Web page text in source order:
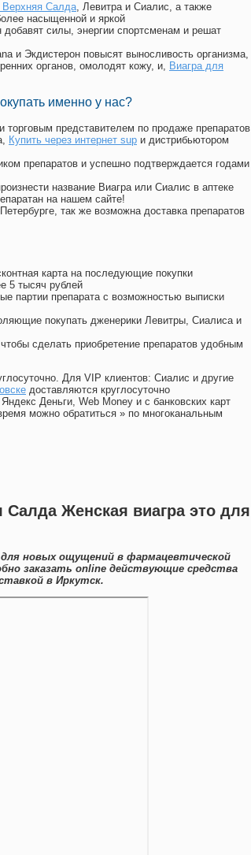
Верхняя Салда, Левитра и Сиалис, а также
насыщенной и яркой
силы, энергии спортсменам и решат
и Экдистерон повысят выносливость организма,
органов, омолодят кожу, и, Виагра для
именно у нас?
представителем по продаже препаратов
, Купить через интернет sup и дистрибьютором
препаратов и успешно подтверждается годами
название Виагра или Сиалис в аптеке
на нашем сайте!
так же возможна доставка препаратов
карта на последующие покупки
5 тысяч рублей
препарата с возможностью выписки
покупать дженерики Левитры, Сиалиса и
сделать приобретение препаратов удобным
Для VIP клиентов: Сиалис и другие
доставляются круглосуточно
Деньги, Web Money и с банковских карт
можно обратиться » по многоканальным
Салда Женская виагра это для
новых ощущений в фармацевтической
заказать online действующие средства
в Иркутск.